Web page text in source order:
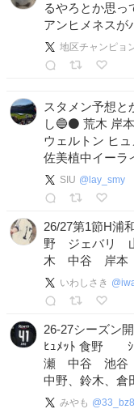
るやろとか思っ
アンヒメネスが
地区チャンピョ
スタメン予想と
し🔵⚫️ 荒木 岸
ウェルトン ヒ
佐美植中イーラ
SIU @ lay_smy
26/27第1節H
野 ジェバ
木 中谷
いわしさき @
26-27シーズ
ﾋｭﾒｯﾄ 食野
瀬 中谷 池
中野、鈴木、倉
みやも @33_bz8